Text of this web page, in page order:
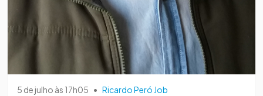
5 de julho às 17h05 • Ricardo Peró Job